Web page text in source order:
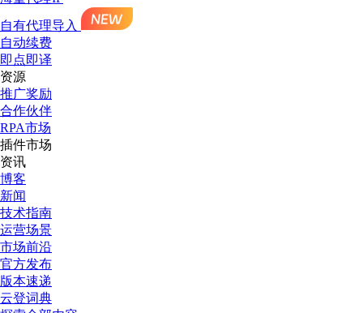
自有代理导入
自动续费
即点即译
资源
推广奖励
合作伙伴
RPA市场
插件市场
资讯
博客
新闻
技术指南
运营场景
市场前沿
官方发布
版本速递
云登词典